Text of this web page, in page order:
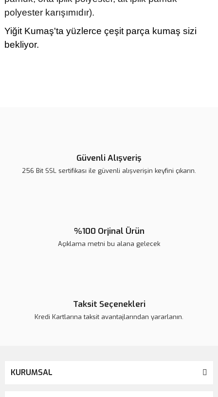
polyester karışımıdır).
Yiğit Kumaş'ta yüzlerce çeşit parça kumaş sizi
bekliyor.
Güvenli Alışveriş
256 Bit SSL sertifikası ile güvenli alışverişin keyfini çıkarın.
%100 Orjinal Ürün
Açıklama metni bu alana gelecek
Taksit Seçenekleri
Kredi Kartlarına taksit avantajlarından yararlanın.
KURUMSAL